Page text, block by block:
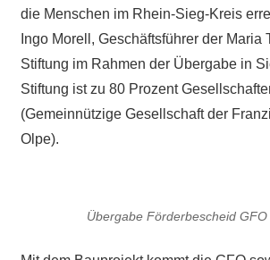
die Menschen im Rhein-Sieg-Kreis
Ingo Morell, Geschäftsführer der Maria
Stiftung im Rahmen der Übergabe in
Stiftung ist zu 80 Prozent
(Gemeinnützige Gesellschaft der
Olpe).
Übergabe Förderbescheid GFO